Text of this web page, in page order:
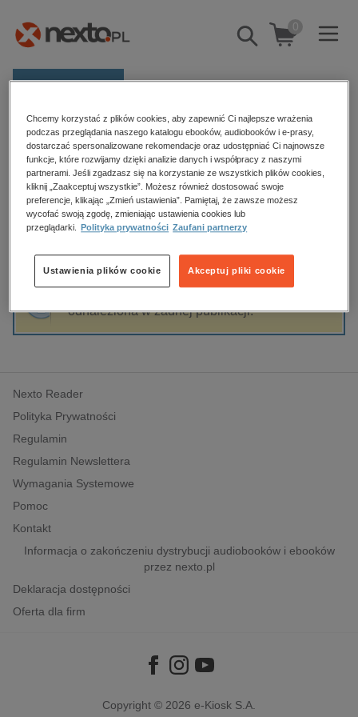
Pokaż/schowaj
wyszukiwarkę
0
E-prasa
Kategorie
Zobacz wszystkie E-prasa
budownictwo, aranżacja wnętrz
biznesowe, branżowe, gospodarka
edukacja
hobby, sport, rozrywka
komputery, internet, technologie, informatyka
polityka, społeczno-informacyjne
psychologiczne
inne
popularno-naukowe
historia
Strona główna Krzysztof Korzeniewski
Krzysztof Korzeniewski
Sortowanie Filtrowanie
odnaleziona w żadnej publikacji.
Nexto Reader
Polityka Prywatności
Regulamin
Regulamin Newslettera
Wymagania Systemowe
Pomoc
Kontakt
Informacja o zakończeniu dystrybucji audiobooków i ebooków
przez nexto.pl
Deklaracja dostępności
Oferta dla firm
Copyright © 2026 e-Kiosk S.A.
Chcemy korzystać z plików cookies, aby zapewnić Ci najlepsze wrażenia
podczas przeglądania naszego katalogu ebooków, audiobooków i e-prasy,
dostarczać spersonalizowane rekomendacje oraz udostępniać Ci najnowsze
funkcje, które rozwijamy dzięki analizie danych i współpracy z naszymi
partnerami. Jeśli zgadzasz się na korzystanie ze wszystkich plików cookies,
kliknij „Zaakceptuj wszystkie”. Możesz również dostosować swoje
preferencje, klikając „Zmień ustawienia”. Pamiętaj, że zawsze możesz
wycofać swoją zgodę, zmieniając ustawienia cookies lub
przeglądarki.
Polityka prywatności Zaufani partnerzy
Akceptuj pliki cookie
Ustawienia plików cookie